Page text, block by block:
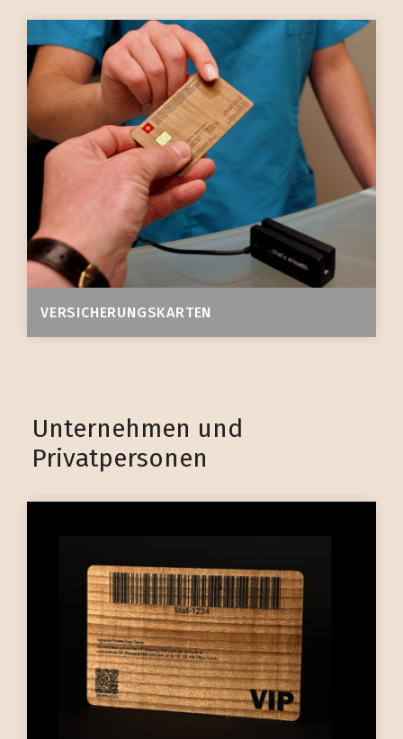
VERSICHERUNGSKARTEN
Unternehmen und
Privatpersonen